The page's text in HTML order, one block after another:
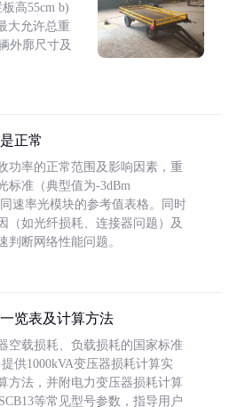
高55cm b)
大允许总重
外廓尺寸及
正常
功率的正常范围及影响因素，重
标准（典型值为-3dBm
速率光模块的参考值表格。同时
（如光纤损耗、连接器问题）及
判断网络性能问题。
览表及计算方法
空载损耗、负载损耗的国家标准
提供1000kVA变压器损耗计算实
方法，并附电力变压器损耗计算
等常见型号参数，指导用户